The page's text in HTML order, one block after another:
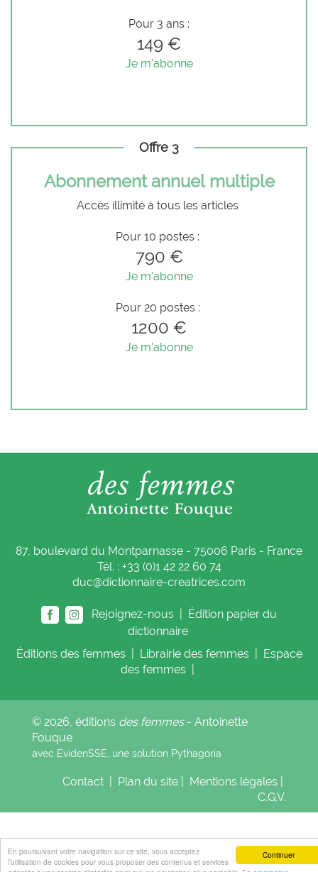
Continuer
En poursuivant votre navigation sur ce site, vous acceptez
l’utilisation de cookies pour vous proposer des contenus et services
Pour 3 ans :
149 €
Je m'abonne
Offre 3
Abonnement annuel multiple
Accès illimité à tous les articles
Pour 10 postes :
790 €
Je m'abonne
Pour 20 postes :
1200 €
Je m'abonne
87, boulevard du Montparnasse - 75006 Paris - France
Tél. : +33 (0)1 42 22 60 74
duc@dictionnaire-creatrices.com
Rejoignez-nous |
Édition papier du
dictionnaire
Éditions des femmes Librairie des femmes
Espace
des femmes
© 2026, éditions des femmes- Antoinette
Fouque
avec EvidenSSE, une solution Pythagoria
Contact Plan du site Mentions légales
C.G.V.